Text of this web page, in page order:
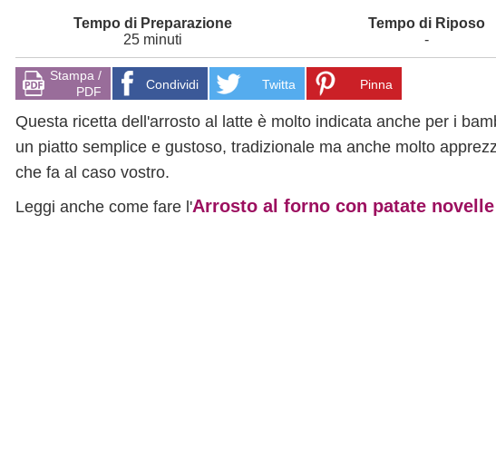
25 minuti -
Stampa /
PDF
Condividi Twitta Pinna
Questa ricetta dell'arrosto al latte è molto indicata anche per i
un piatto semplice e gustoso, tradizionale ma anche molto
che fa al caso vostro.
Leggi anche come fare l'Arrosto al forno con patate novelle